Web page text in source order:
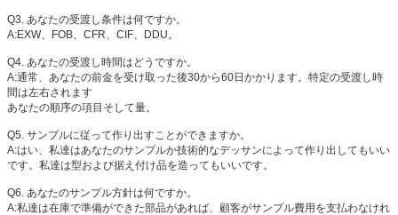
Q3. あなたの受渡し条件は何ですか。
A:EXW、FOB、CFR、CIF、DDU。
Q4. あなたの受渡し時間はどうですか。
A:通常、あなたの前金を受け取った後30から60日かかります。特定の受渡し時
間は左右されます
あなたの順序の項目そして量。
Q5. サンプルに従って作り出すことができますか。
A:はい、私達はあなたのサンプルか技術的なデッサンによって作り出してもいい
です。私達は型および据え付け品を造ってもいいです。
Q6. あなたのサンプル方針は何ですか。
A:私達は在庫で準備ができた部品があれば、顧客がサンプル費用を支払わなけれ